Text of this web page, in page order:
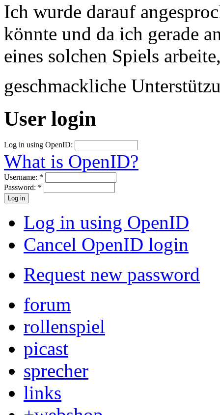
Ich wurde darauf
könnte und da ich gerade
eines solchen Spiels
geschmackliche
User login
Log in using OpenID:
What is OpenID?
Username: *
Password: *
Log in using OpenID
Cancel OpenID login
Request new password
forum
rollenspiel
picast
sprecher
links